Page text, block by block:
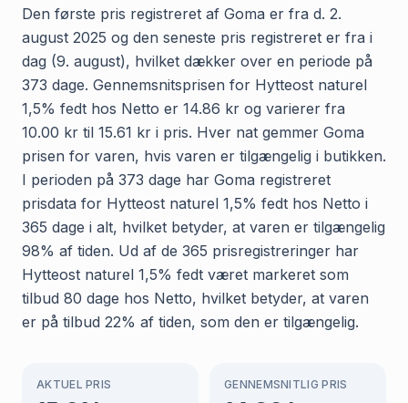
Den første pris registreret af Goma er fra d. 2.
august 2025 og den seneste pris registreret er fra i
dag (9. august), hvilket dækker over en periode på
373 dage. Gennemsnitsprisen for Hytteost naturel
1,5% fedt hos Netto er 14.86 kr og varierer fra
10.00 kr til 15.61 kr i pris. Hver nat gemmer Goma
prisen for varen, hvis varen er tilgængelig i butikken.
I perioden på 373 dage har Goma registreret
prisdata for Hytteost naturel 1,5% fedt hos Netto i
365 dage i alt, hvilket betyder, at varen er tilgængelig
98% af tiden. Ud af de 365 prisregistreringer har
Hytteost naturel 1,5% fedt været markeret som
tilbud 80 dage hos Netto, hvilket betyder, at varen
er på tilbud 22% af tiden, som den er tilgængelig.
AKTUEL PRIS GENNEMSNITLIG PRIS